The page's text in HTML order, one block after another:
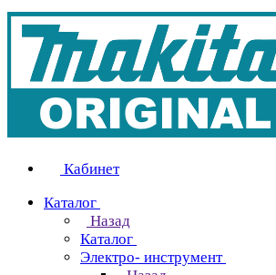
Кабинет
Каталог
Назад
Каталог
Электро- инструмент